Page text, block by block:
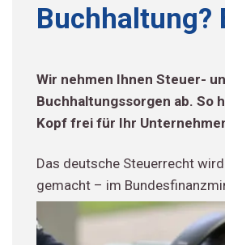
Buchhaltung?
Wir nehmen Ihnen Steuer-
Buchhaltungssorgen ab. So
Kopf frei für Ihr
Das deutsche Steuerrecht
gemacht – im